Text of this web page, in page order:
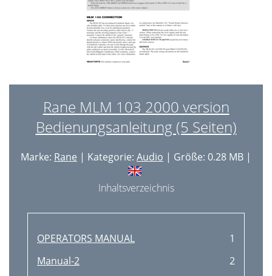
Rane MLM 103 2000 version
Bedienungsanleitung (5 Seiten)
Marke: Rane | Kategorie: Audio | Größe: 0.28 MB |
Inhaltsverzeichnis
OPERATORS MANUAL
1
Manual-2
2